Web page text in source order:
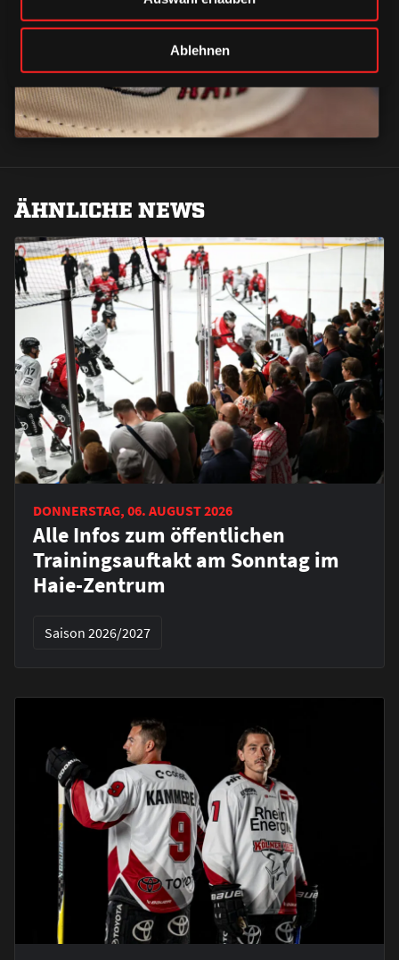
Ablehnen
CAPS & CO
ÄHNLICHE NEWS
DONNERSTAG, 06. AUGUST 2026
Alle Infos zum öffentlichen
Trainingsauftakt am Sonntag im
Haie-Zentrum
Saison 2026/2027